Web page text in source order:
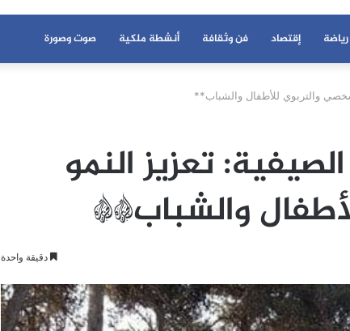
رياضة إقتصاد فن وثقافة أنشطة ملكية صوت وصورة
والتربوي للأطفال والشباب**
تعزيز النمو
والشباب**
دقيقة واحدة